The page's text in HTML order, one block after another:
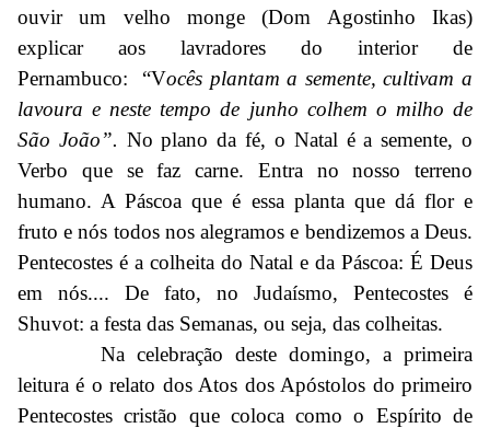
ouvir um velho monge (Dom Agostinho Ikas)
explicar aos lavradores do interior de
Pernambuco: “Vocês plantam a semente, cultivam a
lavoura e neste tempo de junho colhem o milho de
São João”. No plano da fé, o Natal é a semente, o
Verbo que se faz carne. Entra no nosso terreno
humano. A Páscoa que é essa planta que dá flor e
fruto e nós todos nos alegramos e bendizemos a Deus.
Pentecostes é a colheita do Natal e da Páscoa: É Deus
em nós.... De fato, no Judaísmo, Pentecostes é
Shuvot: a festa das Semanas, ou seja, das colheitas.
Na celebração deste domingo, a primeira
leitura é o relato dos Atos dos Apóstolos do primeiro
Pentecostes cristão que coloca como o Espírito de